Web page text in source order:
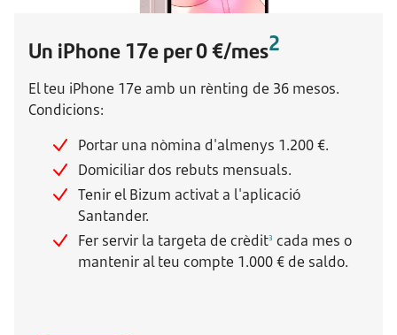
Un iPhone 17e per 0 €/mes2
El teu iPhone 17e amb un rènting de 36 mesos.
Condicions:
Portar una nòmina d'almenys 1.200 €.
Domiciliar dos rebuts mensuals.
Tenir el Bizum activat a l'aplicació
Santander.
Fer servir la targeta de crèdit3 cada mes o
mantenir al teu compte 1.000 € de saldo.